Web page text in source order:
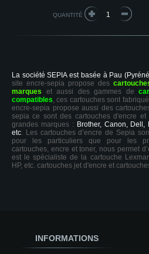
QUANTITÉ
La société SEPIA est basée à Pau
site encre-sepia propose des
marques et aussi des gammes de
compatibles, ces cartouches sont
encre-sepia propose aussi des
sepia ce sont des cartouches d'encre
grandes marques : Brother, Canon, Dell,
etc. Les cartouches d’encre de Sepia
pour les particuliers que pour les
cartouches, encre et toner, nous permet
est le spécialiste de la cartouche
HP, etc. cartouches jet d'encre et
INFORMATIONS